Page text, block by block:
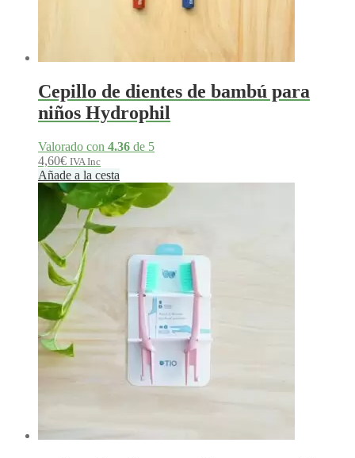
Cepillo de dientes de bambú para
niños Hydrophil
Valorado con 4.36 de 5
4,60€ IVA Inc
Añade a la cesta